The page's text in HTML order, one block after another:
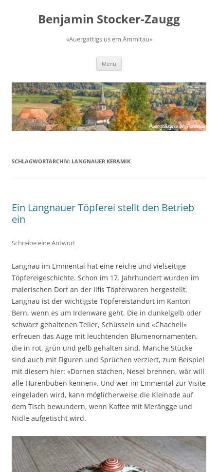
springenBenjamin Stocker-Zaugg
«Auergattigs us em Ämmitau»
Menü
SCHLAGWORTARCHIV: LANGNAUER KERAMIK
Ein Langnauer Töpferei stellt den Betrieb
ein
Schreibe eine Antwort
Langnau im Emmental hat eine reiche und vielseitige
Töpfereigeschichte. Schon im 17. Jahrhundert wurden im
malerischen Dorf an der Ilfis Töpferwaren hergestellt,
Langnau ist der wichtigste Töpfereistandort im Kanton
Bern, wenn es um Irdenware geht. Die in dunkelgelb oder
schwarz gehaltenen Teller, Schüsseln und «Chacheli»
erfreuen das Auge mit leuchtenden Blumenornamenten,
die in rot, grün und gelb gehalten sind. Manche Stücke
sind auch mit Figuren und Sprüchen verziert, zum Beispiel
mit diesem hier: «Dornen stächen, Nesel brennen, wär will
alle Hurenbuben kennen». Und wer im Emmental zur Visite
eingeladen wird, kann möglicherweise die Kleinode auf
dem Tisch bewundern, wenn Kaffee mit Merängge und
Nidle aufgetischt wird.